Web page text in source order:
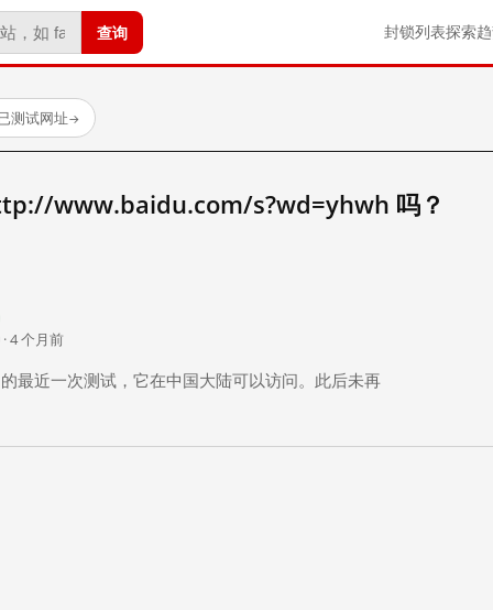
查询 封锁列表探索
测试网址→
www.baidu.com/s?wd=yhwh 吗？
4 个月前
最近一次测试，它在中国大陆可以访问。此后未再